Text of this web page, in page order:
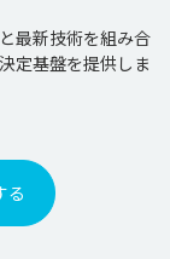
最新技術を組み合
定基盤を提供しま
る